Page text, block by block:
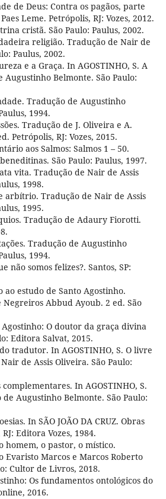
de Deus: Contra os pagãos, parte
Leme. Petrópolis, RJ: Vozes, 2012.
cristã. São Paulo: Paulus, 2002.
religião. Tradução de Nair de
Paulus, 2002.
e a Graça. In AGOSTINHO, S. A
Augustinho Belmonte. São Paulo:
Tradução de Augustinho
1994.
Tradução de J. Oliveira e A.
Petrópolis, RJ: Vozes, 2015.
aos Salmos: Salmos 1 – 50.
São Paulo: Paulus, 1997.
vita. Tradução de Nair de Assis
1998.
arbítrio. Tradução de Nair de Assis
1995.
Tradução de Adaury Fiorotti.
Tradução de Augustinho
1994.
não somos felizes?. Santos, SP:
ao estudo de Santo Agostinho.
Abbud Ayoub. 2 ed. São
Agostinho: O doutor da graça divina
Editora Salvat, 2015.
tradutor. In AGOSTINHO, S. O livre
de Assis Oliveira. São Paulo:
In AGOSTINHO, S.
Augustinho Belmonte. São Paulo:
In SÃO JOÃO DA CRUZ. Obras
Editora Vozes, 1984.
homem, o pastor, o místico.
Evaristo Marcos e Marcos Roberto
Cultor de Livros, 2018.
Os fundamentos ontológicos do
2016.